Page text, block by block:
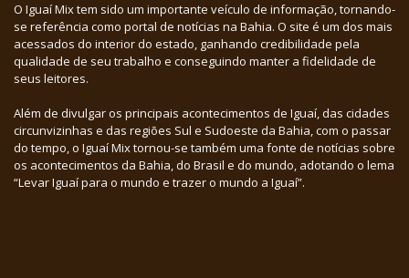
O Iguaí Mix tem sido um importante veículo de informação, tornando-
se referência como portal de notícias na Bahia. O site é um dos mais
acessados do interior do estado, ganhando credibilidade pela
qualidade de seu trabalho e conseguindo manter a fidelidade de
seus leitores.
Além de divulgar os principais acontecimentos de Iguaí, das cidades
circunvizinhas e das regiões Sul e Sudoeste da Bahia, com o passar
do tempo, o Iguaí Mix tornou-se também uma fonte de notícias sobre
os acontecimentos da Bahia, do Brasil e do mundo, adotando o lema
“Levar Iguaí para o mundo e trazer o mundo a Iguaí”.